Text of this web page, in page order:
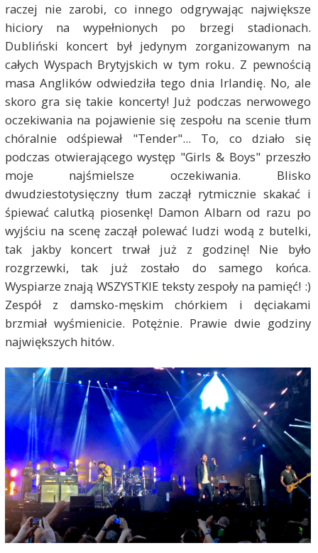
raczej nie zarobi, co innego odgrywając największe
hiciory na wypełnionych po brzegi stadionach.
Dubliński koncert był jedynym zorganizowanym na
całych Wyspach Brytyjskich w tym roku. Z pewnością
masa Anglików odwiedziła tego dnia Irlandię. No, ale
skoro gra się takie koncerty! Już podczas nerwowego
oczekiwania na pojawienie się zespołu na scenie tłum
chóralnie odśpiewał "Tender"... To, co działo się
podczas otwierającego występ "Girls & Boys" przeszło
moje najśmielsze oczekiwania. Blisko
dwudziestotysięczny tłum zaczął rytmicznie skakać i
śpiewać calutką piosenkę! Damon Albarn od razu po
wyjściu na scenę zaczął polewać ludzi wodą z butelki,
tak jakby koncert trwał już z godzinę! Nie było
rozgrzewki, tak już zostało do samego końca.
Wyspiarze znają WSZYSTKIE teksty zespoły na pamięć! :)
Zespół z damsko-męskim chórkiem i dęciakami
brzmiał wyśmienicie. Potężnie. Prawie dwie godziny
największych hitów.